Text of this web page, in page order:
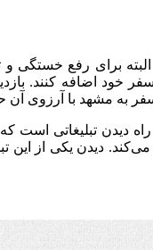
برای رفع خستگی و
خود اضافه ‌کنند.
به مشهد با آرزوی
راه دیدن تبلیغاتی
دیدن یکی از